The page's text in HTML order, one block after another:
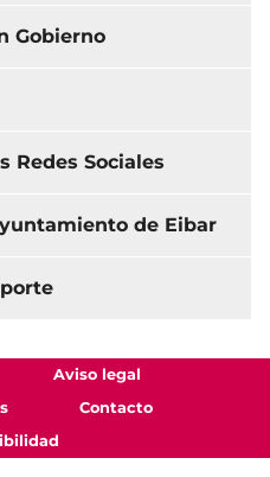
Gobierno
Redes Sociales
de Eibar
Aviso legal
Contacto